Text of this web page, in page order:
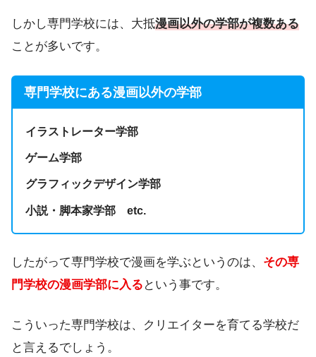
しかし専門学校には、大抵漫画以外の学部が複数ある
ことが多いです。
専門学校にある漫画以外の学部
イラストレーター学部
ゲーム学部
グラフィックデザイン学部
小説・脚本家学部 etc.
したがって専門学校で漫画を学ぶというのは、 その専
門学校の漫画学部に入る という事です。
こういった専門学校は、クリエイターを育てる学校だ
と言えるでしょう。